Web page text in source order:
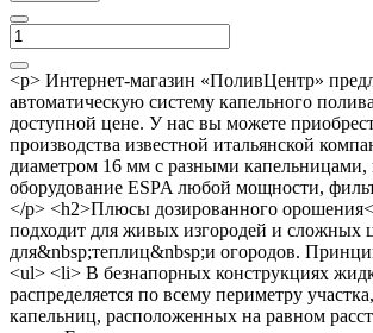
<p> Интернет-магазин «ПоливЦентр»
автоматическую систему капельного
доступной цене. У нас вы можете
производства известной итальянской
диаметром 16 мм с разными капельницами,
оборудование ESPA любой мощности,
</p> <h2>Плюсы дозированного
подходит для живых изгородей и сложных
для&nbsp;теплиц&nbsp;и огородов.
<ul> <li> В безнапорных конструкциях
распределяется по всему периметру
капельниц, расположенных на равном